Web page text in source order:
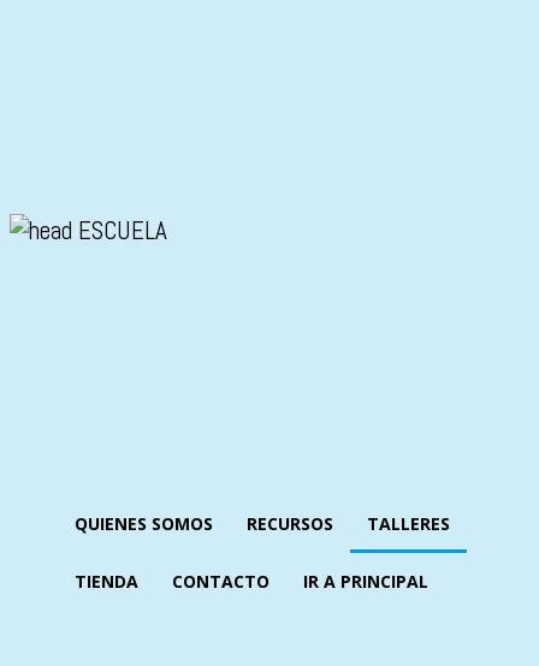
QUIENES SOMOS RECURSOS TALLERES
TIENDA CONTACTO IR A PRINCIPAL